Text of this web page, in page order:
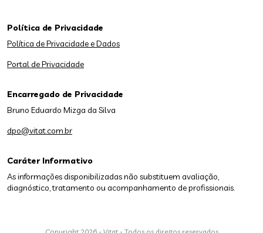
Caráter Informativo
As informações disponibilizadas não substituem avaliação,
diagnóstico, tratamento ou acompanhamento de profissionais.
Política de Privacidade
Política de Privacidade e Dados
Portal de Privacidade
Encarregado de Privacidade
Bruno Eduardo Mizga da Silva
dpo@vitat.com.br